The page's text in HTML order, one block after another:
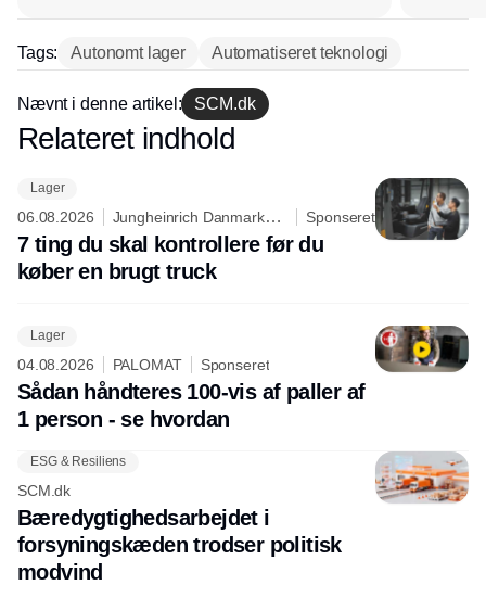
lagerchef stafetten videre
hos INOX
Tags: Autonomt lager Automatiseret teknologi
Nævnt i denne artikel: SCM.dk
Annonce
Relateret indhold
Lager
06.08.2026
Jungheinrich Danmark
A/S
Sponseret
7 ting du skal kontrollere før du
køber en brugt truck
Lager
04.08.2026 PALOMAT Sponseret
Sådan håndteres 100-vis af paller af
1 person - se hvordan
ESG & Resiliens
SCM.dk
Bæredygtighedsarbejdet i
forsyningskæden trodser politisk
modvind